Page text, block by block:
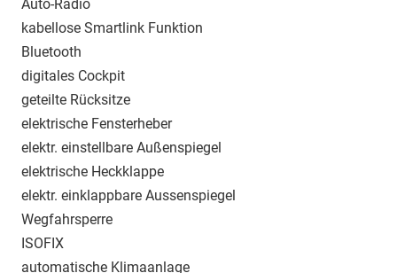
Auto-Radio
kabellose Smartlink Funktion
Bluetooth
digitales Cockpit
geteilte Rücksitze
elektrische Fensterheber
elektr. einstellbare Außenspiegel
elektrische Heckklappe
elektr. einklappbare Aussenspiegel
Wegfahrsperre
ISOFIX
automatische Klimaanlage